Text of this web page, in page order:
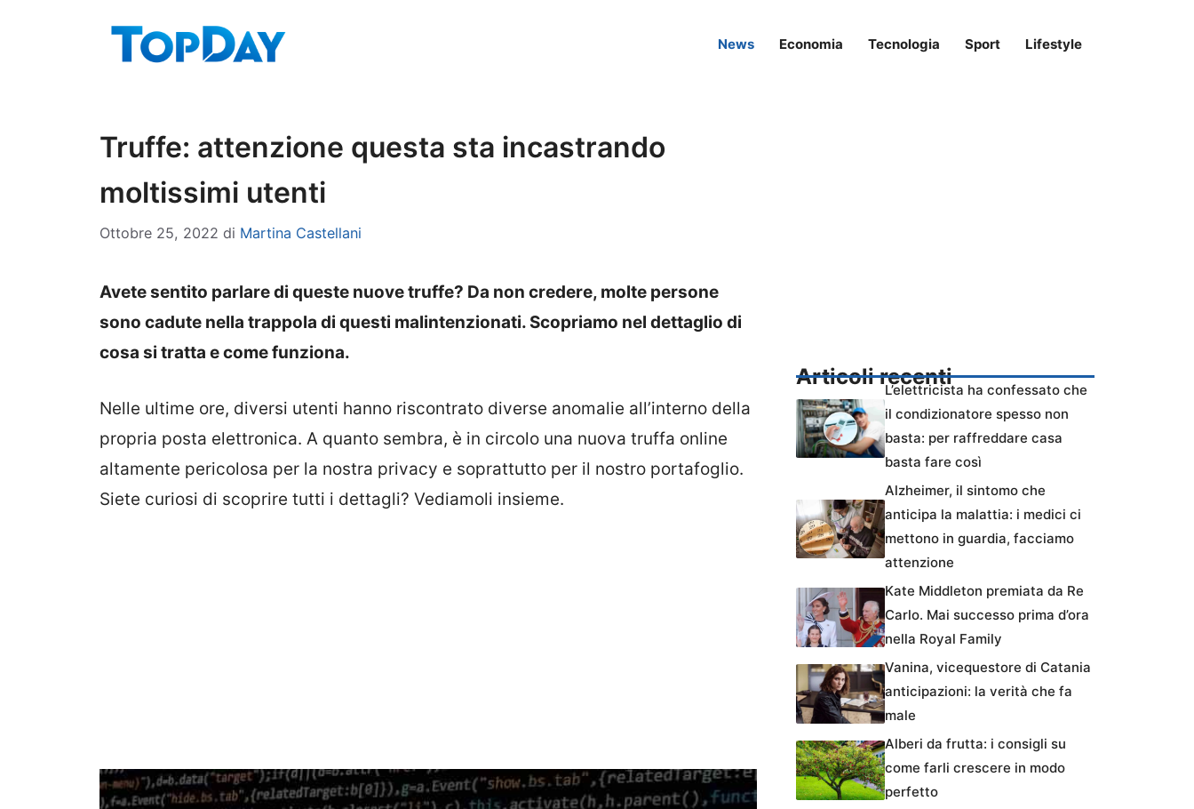
News Economia Tecnologia Sport Lifestyle
Truffe: attenzione questa sta incastrando
moltissimi utenti
Ottobre 25, 2022 di Martina Castellani
Avete sentito parlare di queste nuove truffe? Da non credere, molte persone
sono cadute nella trappola di questi malintenzionati. Scopriamo nel dettaglio di
cosa si tratta e come funziona.
Nelle ultime ore, diversi utenti hanno riscontrato diverse anomalie all’interno della
propria posta elettronica. A quanto sembra, è in circolo una nuova truffa online
altamente pericolosa per la nostra privacy e soprattutto per il nostro portafoglio.
Siete curiosi di scoprire tutti i dettagli? Vediamoli insieme.
Articoli recenti
L’elettricista ha confessato che
il condizionatore spesso non
basta: per raffreddare casa
basta fare così
Alzheimer, il sintomo che
anticipa la malattia: i medici ci
mettono in guardia, facciamo
attenzione
Kate Middleton premiata da Re
Carlo. Mai successo prima d’ora
nella Royal Family
Vanina, vicequestore di Catania
anticipazioni: la verità che fa
male
Alberi da frutta: i consigli su
come farli crescere in modo
perfetto